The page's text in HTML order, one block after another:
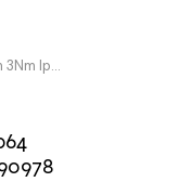
Servomotor 6000Rpm 3Nm Ip64 1FK70422AK711QB0 Siemens 90978